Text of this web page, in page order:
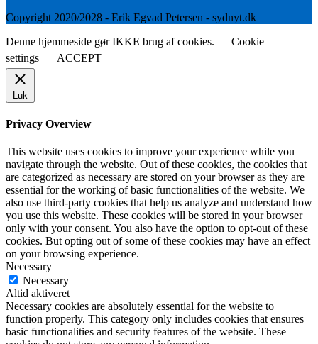
Copyright 2020/2028 - Erik Egvad Petersen - sydnyt.dk
Denne hjemmeside gør IKKE brug af cookies.
Cookie
settings
ACCEPT
Luk
Privacy Overview
This website uses cookies to improve your experience while you
navigate through the website. Out of these cookies, the cookies that
are categorized as necessary are stored on your browser as they are
essential for the working of basic functionalities of the website. We
also use third-party cookies that help us analyze and understand how
you use this website. These cookies will be stored in your browser
only with your consent. You also have the option to opt-out of these
cookies. But opting out of some of these cookies may have an effect
on your browsing experience.
Necessary
Necessary
Altid aktiveret
Necessary cookies are absolutely essential for the website to
function properly. This category only includes cookies that ensures
basic functionalities and security features of the website. These